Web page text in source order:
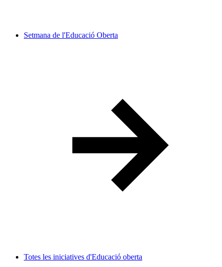
Setmana de l'Educació Oberta
Totes les iniciatives d'Educació oberta